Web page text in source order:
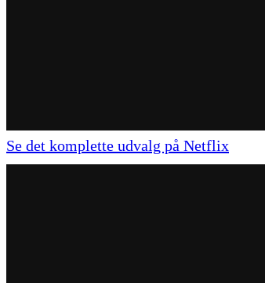
Se det komplette udvalg på Netflix